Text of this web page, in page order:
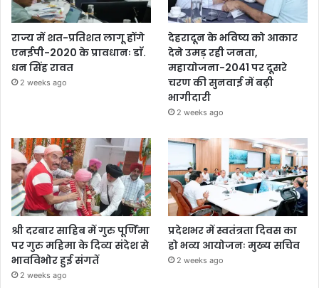
राज्य में शत-प्रतिशत लागू होंगे
एनईपी-2020 के प्रावधानः डाॅ.
धन सिंह रावत
2 weeks ago
देहरादून के भविष्य को आकार
देने उमड़ रही जनता,
महायोजना-2041 पर दूसरे
चरण की सुनवाई में बढ़ी
भागीदारी
2 weeks ago
श्री दरबार साहिब में गुरु पूर्णिमा
पर गुरु महिमा के दिव्य संदेश से
भावविभोर हुई संगतें
2 weeks ago
प्रदेशभर में स्वतंत्रता दिवस का
हो भव्य आयोजनः मुख्य सचिव
2 weeks ago